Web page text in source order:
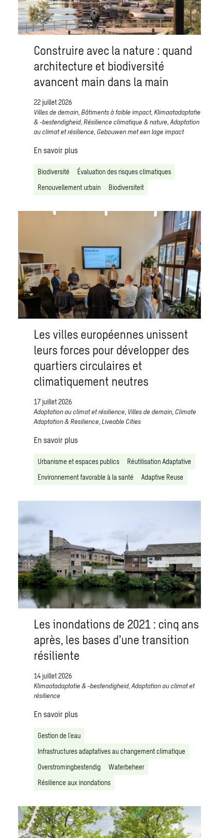
Construire avec la nature : quand
architecture et biodiversité
avancent main dans la main
22 juillet 2026
Villes de demain ,Bâtiments à faible impact,Klimaatadaptatie
& -bestendigheid,Résilience climatique & nature ,Adaptation
au climat et résilience ,Gebouwen met een lage impact
En savoir plus
Biodiversité
Évaluation des risques climatiques
Renouvellement urbain
Biodiversiteit
Les villes européennes unissent
leurs forces pour développer des
quartiers circulaires et
climatiquement neutres
17 juillet 2026
Adaptation au climat et résilience Villes de demain ,Climate
Adaptation & Resilience ,Liveable Cities
En savoir plus
Urbanisme et espaces publics
Réutilisation Adaptative
Environnement favorable à la santé
Adaptive Reuse
Les inondations de 2021 : cinq ans
après, les bases d’une transition
résiliente
14 juillet 2026
Klimaatadaptatie & -bestendigheid,Adaptation au climat et
résilience
En savoir plus
Gestion de l’eau
Infrastructures adaptatives au changement climatique
Overstromingbestendig
Waterbeheer
Résilience aux inondations